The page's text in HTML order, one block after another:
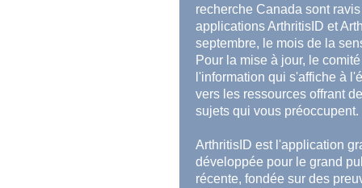
recherche Canada sont
applications ArthritisID et
septembre, le mois de la
Pour la mise à jour, le
l'information qui s'affiche à
vers les ressources offrant
sujets qui vous préoccupent.
ArthritisID est l'application
développée pour le grand
récente, fondée sur des